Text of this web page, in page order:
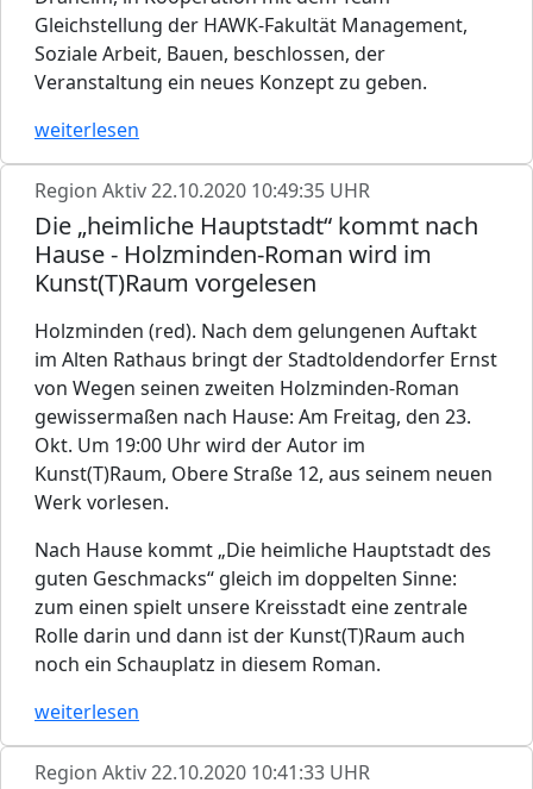
Gleichstellung der HAWK-Fakultät Management,
Soziale Arbeit, Bauen, beschlossen, der
Veranstaltung ein neues Konzept zu geben.
weiterlesen
Region Aktiv22.10.2020 10:49:35 UHR
Die „heimliche Hauptstadt“ kommt nach
Hause - Holzminden-Roman wird im
Kunst(T)Raum vorgelesen
Holzminden (red). Nach dem gelungenen Auftakt
im Alten Rathaus bringt der Stadtoldendorfer Ernst
von Wegen seinen zweiten Holzminden-Roman
gewissermaßen nach Hause: Am Freitag, den 23.
Okt. Um 19:00 Uhr wird der Autor im
Kunst(T)Raum, Obere Straße 12, aus seinem neuen
Werk vorlesen.
Nach Hause kommt „Die heimliche Hauptstadt des
guten Geschmacks“ gleich im doppelten Sinne:
zum einen spielt unsere Kreisstadt eine zentrale
Rolle darin und dann ist der Kunst(T)Raum auch
noch ein Schauplatz in diesem Roman.
weiterlesen
Region Aktiv22.10.2020 10:41:33 UHR